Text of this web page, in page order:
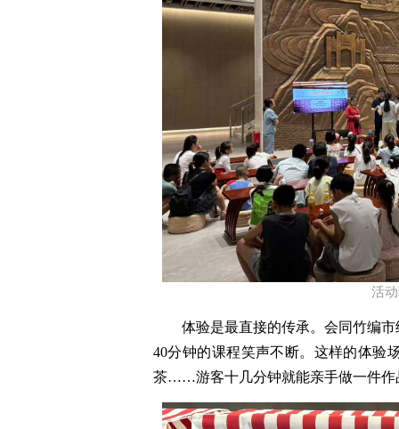
活
体验是最直接的传承。 会同竹编市
40分钟的课程笑声不断。这样的体验
茶……游客十几分钟就能亲手做一件作